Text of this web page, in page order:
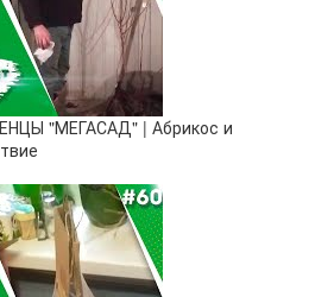
"МЕГАСАД" | Абрикос и